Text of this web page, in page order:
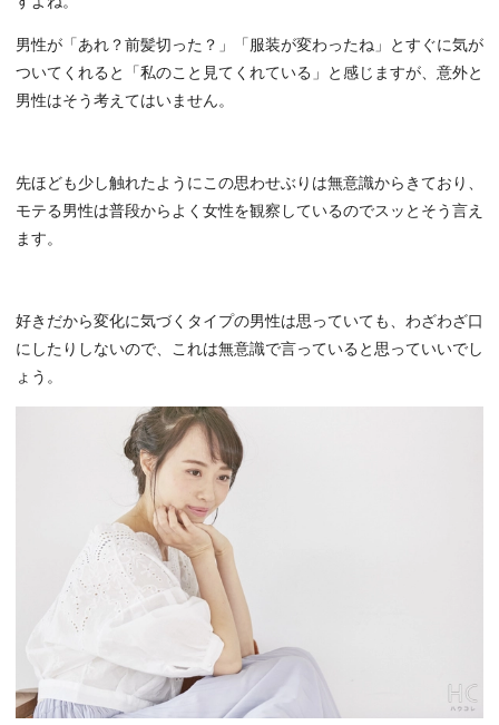
男性が「あれ？前髪切った？」「服装が変わったね」とすぐに気が
ついてくれると「私のこと見てくれている」と感じますが、意外と
男性はそう考えてはいません。
先ほども少し触れたようにこの思わせぶりは無意識からきており、
モテる男性は普段からよく女性を観察しているのでスッとそう言え
ます。
好きだから変化に気づくタイプの男性は思っていても、わざわざ口
にしたりしないので、これは無意識で言っていると思っていいでし
ょう。